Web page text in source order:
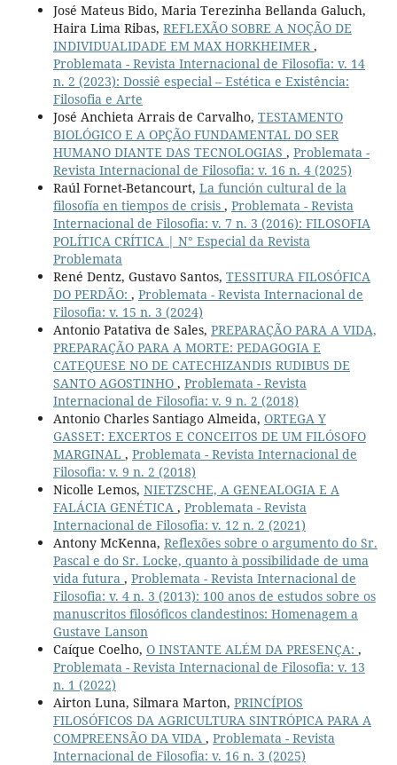
José Mateus Bido, Maria Terezinha Bellanda Galuch,
Haira Lima Ribas, REFLEXÃO SOBRE A NOÇÃO DE
INDIVIDUALIDADE EM MAX HORKHEIMER ,
Problemata - Revista Internacional de Filosofia: v. 14
n. 2 (2023): Dossiê especial – Estética e Existência:
Filosofia e Arte
José Anchieta Arrais de Carvalho, TESTAMENTO
BIOLÓGICO E A OPÇÃO FUNDAMENTAL DO SER
HUMANO DIANTE DAS TECNOLOGIAS , Problemata -
Revista Internacional de Filosofia: v. 16 n. 4 (2025)
Raúl Fornet-Betancourt, La función cultural de la
filosofía en tiempos de crisis , Problemata - Revista
Internacional de Filosofia: v. 7 n. 3 (2016): FILOSOFIA
POLÍTICA CRÍTICA | N° Especial da Revista
Problemata
René Dentz, Gustavo Santos, TESSITURA FILOSÓFICA
DO PERDÃO: , Problemata - Revista Internacional de
Filosofia: v. 15 n. 3 (2024)
Antonio Patativa de Sales, PREPARAÇÃO PARA A VIDA,
PREPARAÇÃO PARA A MORTE: PEDAGOGIA E
CATEQUESE NO DE CATECHIZANDIS RUDIBUS DE
SANTO AGOSTINHO , Problemata - Revista
Internacional de Filosofia: v. 9 n. 2 (2018)
Antonio Charles Santiago Almeida, ORTEGA Y
GASSET: EXCERTOS E CONCEITOS DE UM FILÓSOFO
MARGINAL , Problemata - Revista Internacional de
Filosofia: v. 9 n. 2 (2018)
Nicolle Lemos, NIETZSCHE, A GENEALOGIA E A
FALÁCIA GENÉTICA , Problemata - Revista
Internacional de Filosofia: v. 12 n. 2 (2021)
Antony McKenna, Reflexões sobre o argumento do Sr.
Pascal e do Sr. Locke, quanto à possibilidade de uma
vida futura , Problemata - Revista Internacional de
Filosofia: v. 4 n. 3 (2013): 100 anos de estudos sobre os
manuscritos filosóficos clandestinos: Homenagem a
Gustave Lanson
Caíque Coelho, O INSTANTE ALÉM DA PRESENÇA: ,
Problemata - Revista Internacional de Filosofia: v. 13
n. 1 (2022)
Airton Luna, Silmara Marton, PRINCÍPIOS
FILOSÓFICOS DA AGRICULTURA SINTRÓPICA PARA A
COMPREENSÃO DA VIDA , Problemata - Revista
Internacional de Filosofia: v. 16 n. 3 (2025)